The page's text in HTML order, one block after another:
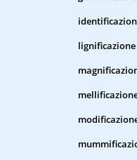
lignificazione